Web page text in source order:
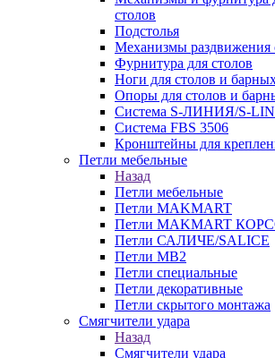
столов
Подстолья
Механизмы раздвижения
Фурнитура для столов
Ноги для столов и
Опоры для столов и
Система S-ЛИНИЯ/S-
Система FBS 3506
Кронштейны для
Петли мебельные
Назад
Петли мебельные
Петли MAKMART
Петли MAKMART
Петли САЛИЧЕ/SALICE
Петли MB2
Петли специальные
Петли декоративные
Петли скрытого монтажа
Смягчители удара
Назад
Смягчители удара